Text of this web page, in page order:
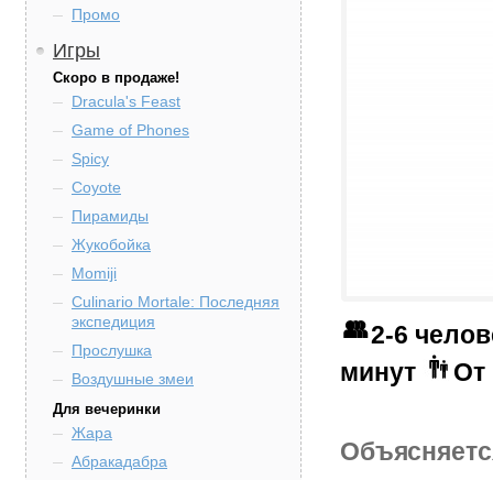
Промо
Игры
Скоро в продаже!
Dracula's Feast
Game of Phones
Spicy
Coyote
Пирамиды
Жукобойка
Momiji
Culinario Mortale: Последняя
экспедиция
Прослушка
Воздушные змеи
Для вечеринки
Жара
Абракадабра
2-6
минут
От